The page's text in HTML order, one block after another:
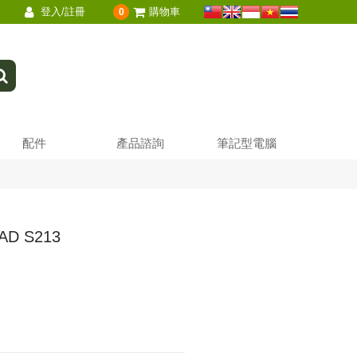
登入/註冊 0 購物車
配件 產品諮詢 筆記型電腦
S213